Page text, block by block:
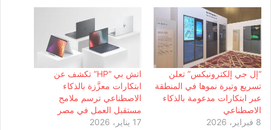
“إل جي إلكترونيكس” تعلن
تسريع وتيرة نموها في المنطقة
عبر ابتكارات مدعومة بالذكاء
الاصطناعي
8 فبراير، 2026
اتش بي “HP” تكشف عن
ابتكارات معزَّزة بالذكاء
الاصطناعي ترسم ملامح
مستقبل العمل في مصر
17 يناير، 2026